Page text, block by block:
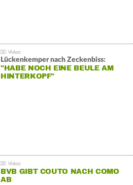
Lückenkemper nach Zeckenbiss:
"HABE NOCH EINE BEULE AM
HINTERKOPF"
BVB GIBT COUTO NACH COMO
AB